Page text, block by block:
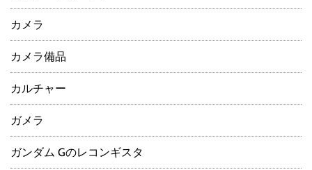
カメラ
カメラ備品
カルチャー
ガメラ
ガンダム Gのレコンギスタ